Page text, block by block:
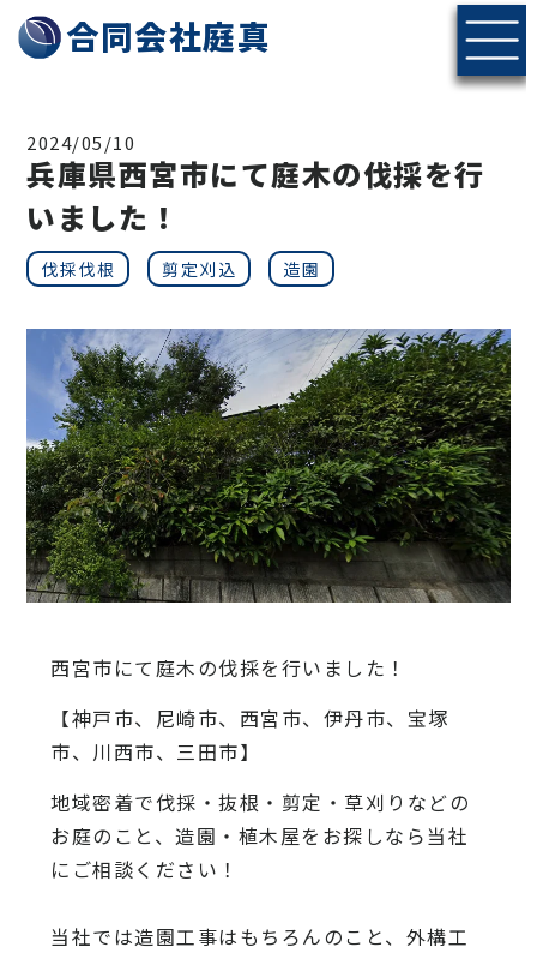
神戸・北摂エリアの伐採・剪定なら合同会社庭真へ
合同会社庭真
2024/05/10
兵庫県西宮市にて庭木の伐採を行
いました！
伐採伐根 剪定刈込 造園
西宮市にて庭木の伐採を行いました！
【神戸市、尼崎市、西宮市、伊丹市、宝塚
市、川西市、三田市】
地域密着で伐採・抜根・剪定・草刈りなどの
お庭のこと、造園・ 植木屋をお探しなら当社
にご相談ください！
当社では造園工事はもちろんのこと、 外構工